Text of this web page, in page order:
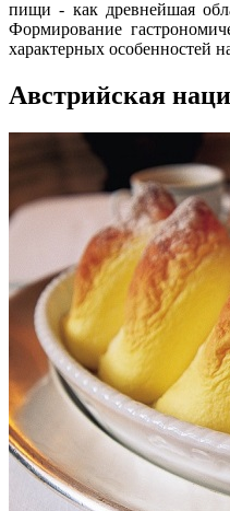
пищи - как древнейшая
Формирование
характерных особенностей
Австрийская